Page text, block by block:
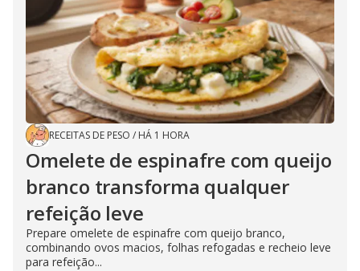
RECEITAS DE PESO / HÁ 1 HORA
Omelete de espinafre com queijo
branco transforma qualquer
refeição leve
Prepare omelete de espinafre com queijo branco,
combinando ovos macios, folhas refogadas e recheio leve
para refeição...